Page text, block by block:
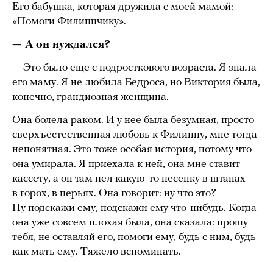
Его бабушка, которая дружила с моей мамой:
«Помоги Филиппчику».
— А он нуждался?
— Это было еще с подросткового возраста. Я знала
его маму. Я не любила Бедроса, но Виктория была,
конечно, грандиозная женщина.
Она болела раком. И у нее была безумная, просто
сверхъестественная любовь к Филиппу, мне тогда
непонятная. Это тоже особая история, потому что
она умирала. Я приехала к ней, она мне ставит
кассету, а он там пел какую-то песенку в штанах
в горох, в перьях. Она говорит: ну что это?
Ну подскажи ему, подскажи ему что-нибудь. Когда
она уже совсем плохая была, она сказала: прошу
тебя, не оставляй его, помоги ему, будь с ним, будь
как мать ему. Тяжело вспоминать.